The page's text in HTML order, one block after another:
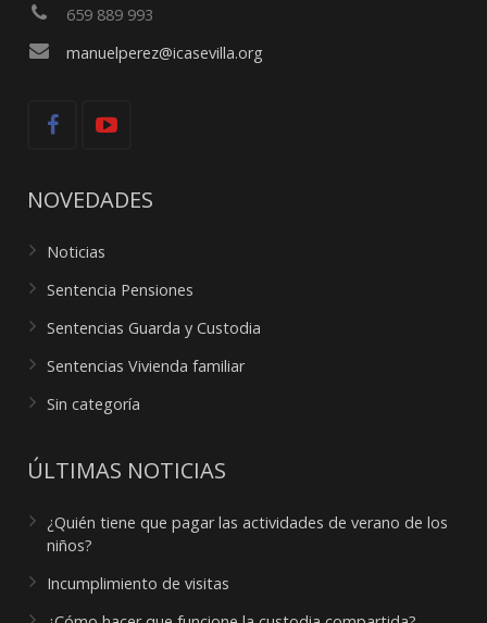
659 889 993
manuelperez@icasevilla.org
NOVEDADES
Noticias
Sentencia Pensiones
Sentencias Guarda y Custodia
Sentencias Vivienda familiar
Sin categoría
ÚLTIMAS NOTICIAS
¿Quién tiene que pagar las actividades de verano de los
niños?
Incumplimiento de visitas